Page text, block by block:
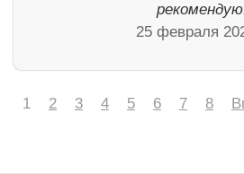
25 февраля
1 2 3 4 5 6 7 8